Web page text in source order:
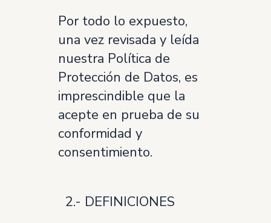
Por todo lo expuesto,
una vez revisada y leída
nuestra Política de
Protección de Datos, es
imprescindible que la
acepte en prueba de su
conformidad y
consentimiento.
2.- DEFINICIONES